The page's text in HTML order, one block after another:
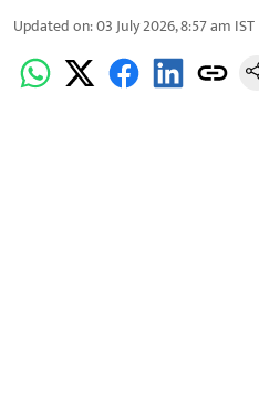
Updated on:03 July 2026, 8:57 am IST